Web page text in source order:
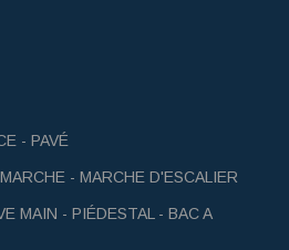
- PAVÉ
- MARCHE D'ESCALIER
MAIN - PIÉDESTAL - BAC A